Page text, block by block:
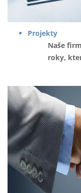
Projekty
Naše
roky,